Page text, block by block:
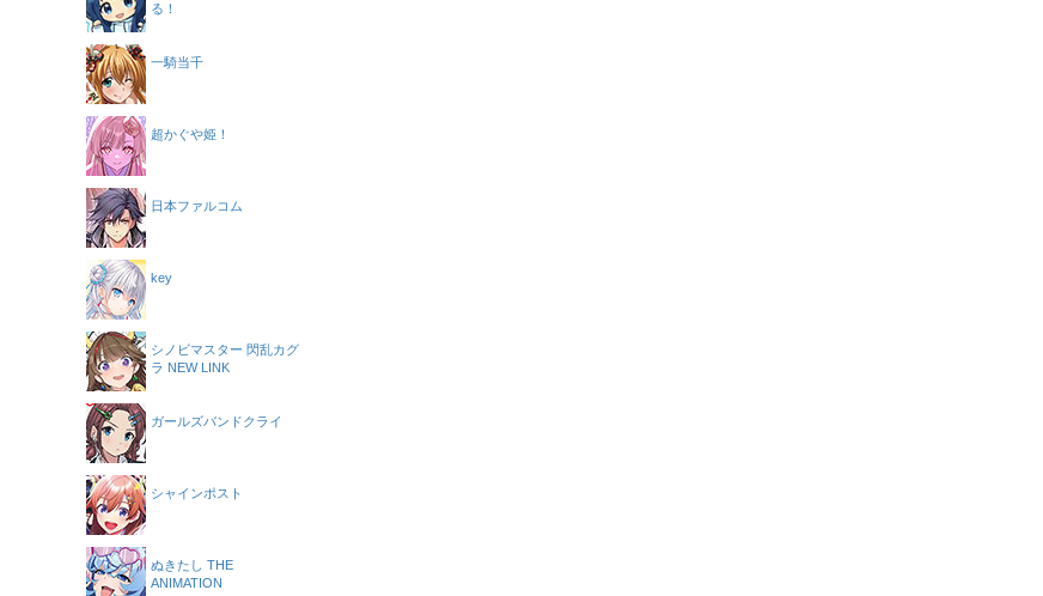
る！
一騎当千
超かぐや姫！
日本ファルコム
key
シノビマスター 閃乱カグ
ラ NEW LINK
ガールズバンドクライ
シャインポスト
ぬきたし THE
ANIMATION